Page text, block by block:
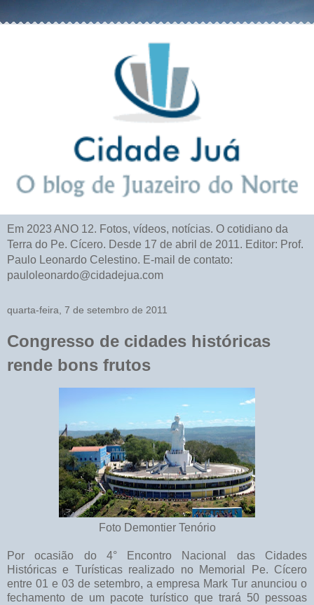
Em 2023 ANO 12. Fotos, vídeos, notícias. O cotidiano da
Terra do Pe. Cícero. Desde 17 de abril de 2011. Editor: Prof.
Paulo Leonardo Celestino. E-mail de contato:
pauloleonardo@cidadejua.com
quarta-feira, 7 de setembro de 2011
Congresso de cidades históricas
rende bons frutos
Foto Demontier Tenório
Por ocasião do 4° Encontro Nacional das Cidades
Históricas e Turísticas realizado no Memorial Pe. Cícero
entre 01 e 03 de setembro, a empresa Mark Tur anunciou o
fechamento de um pacote turístico que trará 50 pessoas